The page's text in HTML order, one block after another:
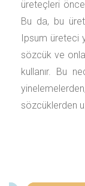
üreteçleri
Bu da, bu
Ipsum üreteci
sözcük ve
kullanır. Bu
sözcüklerden